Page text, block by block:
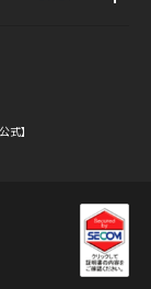
式】